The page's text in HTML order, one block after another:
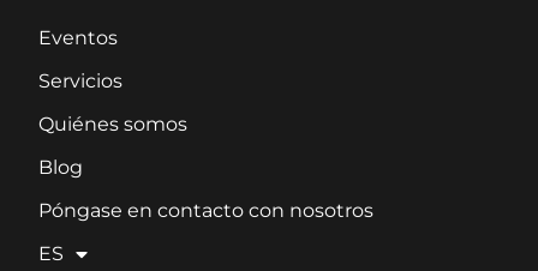
Eventos
Servicios
Quiénes somos
Blog
Póngase en contacto con nosotros
ES